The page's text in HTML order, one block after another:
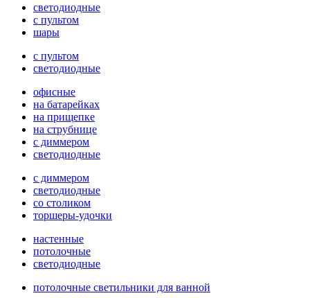
светодиодные
с пультом
шары
с пультом
светодиодные
офисные
на батарейках
на прищепке
на струбнице
с диммером
светодиодные
с диммером
светодиодные
со столиком
торшеры-удочки
настенные
потолочные
светодиодные
потолочные светильники для ванной